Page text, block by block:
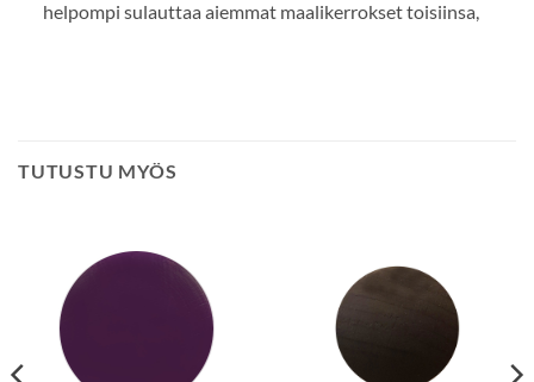
helpompi sulauttaa aiemmat maalikerrokset toisiinsa,
TUTUSTU MYÖS